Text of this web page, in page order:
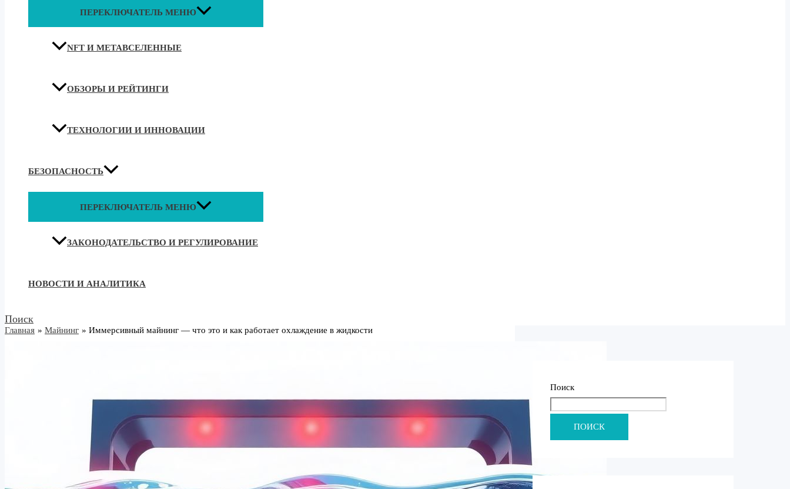
ПЕРЕКЛЮЧАТЕЛЬ МЕНЮ
NFT И МЕТАВСЕЛЕННЫЕ
ОБЗОРЫ И РЕЙТИНГИ
ТЕХНОЛОГИИ И ИННОВАЦИИ
БЕЗОПАСНОСТЬ
ПЕРЕКЛЮЧАТЕЛЬ МЕНЮ
ЗАКОНОДАТЕЛЬСТВО И РЕГУЛИРОВАНИЕ
НОВОСТИ И АНАЛИТИКА
Поиск
Главная Майнинг Иммерсивный майнинг — что это и как работает охлаждение в жидкости
Поиск
ПОИСК